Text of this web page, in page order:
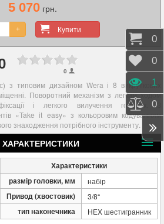
5 070грн.
Купити
+
0
з типовим дизайном Wera і 8 викруткових
Поворотний механізм з легким ходом
і легкого вилучення головок. З
«Take it easy» з кольоровим кодуванням
знаходження потрібного інструменту.
ХАРАКТЕРИСТИКИ
Характеристики
размір головки, мм
набір
Привод (хвостовик) 3/8“
тип наконечника HEX шестигранник
0
0
1
0